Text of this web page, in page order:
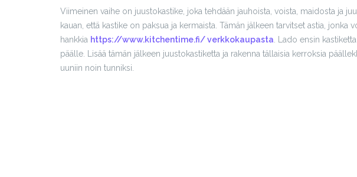
Viimeinen vaihe on juustokastike, joka tehdään jauhoista, voista, maidosta ja
kauan, että kastike on paksua ja kermaista. Tämän jälkeen tarvitset astia, jonka
hankkia https://www.kitchentime.fi/ verkkokaupasta . Lado ensin
päälle. Lisää tämän jälkeen juustokastiketta ja rakenna tällaisia kerroksia
uuniin noin tunniksi.